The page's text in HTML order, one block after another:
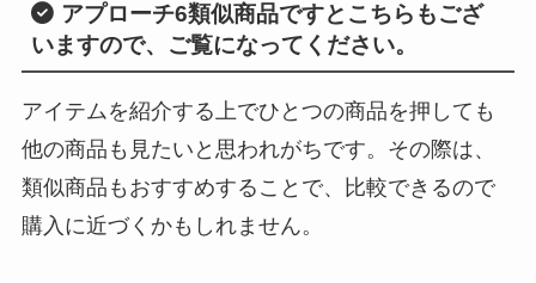
アプローチ6類似商品ですとこちらもござ
いますので、ご覧になってください。
アイテムを紹介する上でひとつの商品を押しても
他の商品も見たいと思われがちです。その際は、
類似商品もおすすめすることで、比較できるので
購入に近づくかもしれません。